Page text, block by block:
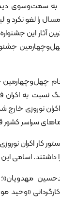
سمت‌وسوی
را لغو نکرد و
آثار این
نسبت به
نوروزی خارج
سراسر کشور
«وحید